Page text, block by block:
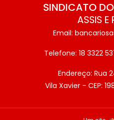
SINDICATO
ASSIS E
Email:
Telefone: 18 3322
Endereço: Rua
Vila Xavier - CEP: